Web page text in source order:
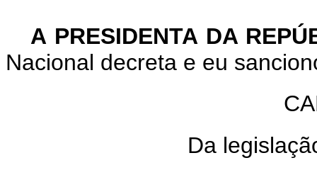
A PRESIDENTA DA
Nacional decreta e eu
Da